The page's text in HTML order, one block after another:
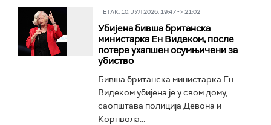
ПЕТАК, 10. ЈУЛ 2026, 19:47 -> 21:02
Убијена бивша британска
министарка Ен Видеком, после
потере ухапшен осумњичени за
убиство
Бивша британска министарка Ен
Видеком убијена је у свом дому,
саопштава полиција Девона и
Корнвола...